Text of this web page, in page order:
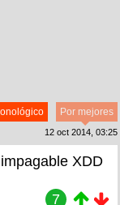
Por mejores
12 oct 2014, 03:25
XDD
7